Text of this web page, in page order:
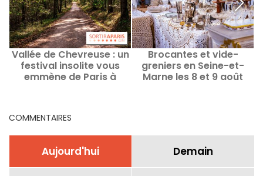
Vallée de Chevreuse : un
festival insolite vous
emmène de Paris à
Brocantes et vide-
greniers en Seine-et-
Marne les 8 et 9 août
COMMENTAIRES
Aujourd'hui Demain